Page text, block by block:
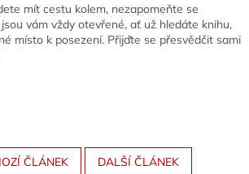
mít cestu kolem, nezapomeňte se
vám vždy otevřené, ať už hledáte knihu,
místo k posezení. Přijďte se přesvědčit sami
ČLÁNEK DALŠÍ ČLÁNEK